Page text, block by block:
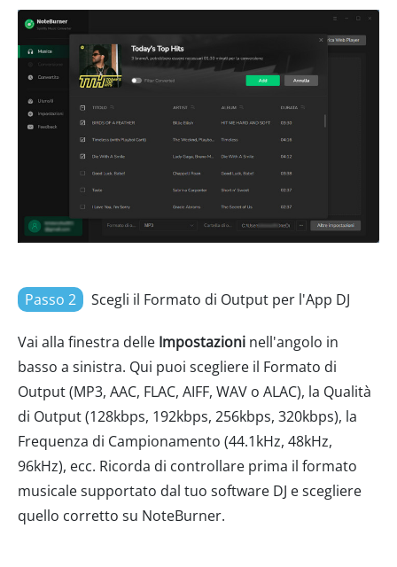
Passo 2 Scegli il Formato di Output per l'App DJ
Vai alla finestra delle Impostazioni nell'angolo in
basso a sinistra. Qui puoi scegliere il Formato di
Output (MP3, AAC, FLAC, AIFF, WAV o ALAC), la Qualità
di Output (128kbps, 192kbps, 256kbps, 320kbps), la
Frequenza di Campionamento (44.1kHz, 48kHz,
96kHz), ecc. Ricorda di controllare prima il formato
musicale supportato dal tuo software DJ e scegliere
quello corretto su NoteBurner.